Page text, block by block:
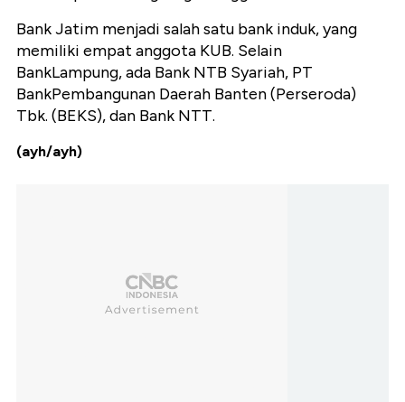
Bank Jatim menjadi salah satu bank induk, yang
memiliki empat anggota KUB. Selain
BankLampung, ada Bank NTB Syariah, PT
BankPembangunan Daerah Banten (Perseroda)
Tbk. (BEKS), dan Bank NTT.
(ayh/ayh)